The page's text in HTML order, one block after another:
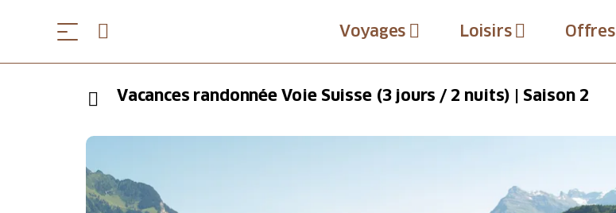
Voyages Loisirs Offres
Vacances randonnée Voie Suisse (3 jours / 2 nuits) | Saison 2